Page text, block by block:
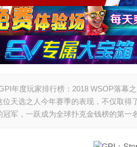
年度玩家排行榜：2018 WSOP落幕
位天选之人今年赛季的表现，不仅取
冠军，一跃成为全球扑克金钱榜的第一